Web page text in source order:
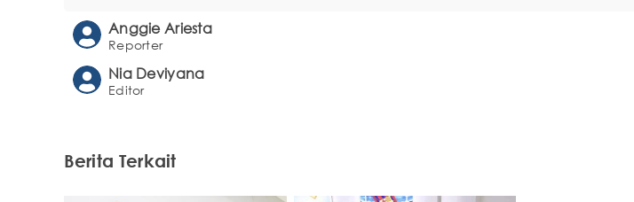
Anggie Ariesta
Reporter
Nia Deviyana
Editor
Berita Terkait